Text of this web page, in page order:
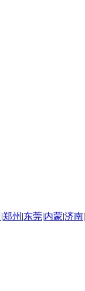
|郑州 |东莞|内蒙|济南|